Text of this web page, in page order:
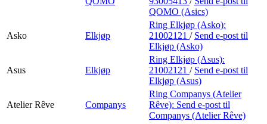
QOMO (Asics)
Asko Elkjøp
Ring Elkjøp (Asko):
21002121 / Send e-post til
Elkjøp (Asko)
Asus Elkjøp
Ring Elkjøp (Asus):
21002121 / Send e-post til
Elkjøp (Asus)
Atelier Rêve Companys
Ring Companys (Atelier
Rêve): Send e-post til
Companys (Atelier Rêve)